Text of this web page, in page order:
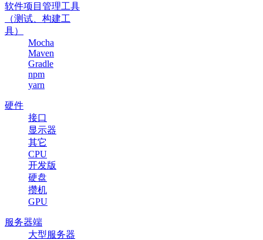
软件项目管理工具
（测试、构建工
具）
Mocha
Maven
Gradle
npm
yarn
硬件
接口
显示器
其它
CPU
开发版
硬盘
攒机
GPU
服务器端
大型服务器